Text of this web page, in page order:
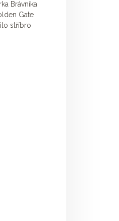
Brávníka
Gate
stříbro